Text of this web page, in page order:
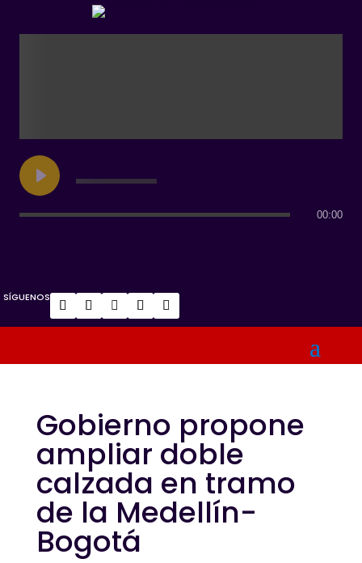
00:00
SÍGUENOS
Gobierno propone
ampliar doble
calzada en tramo
de la Medellín-
Bogotá